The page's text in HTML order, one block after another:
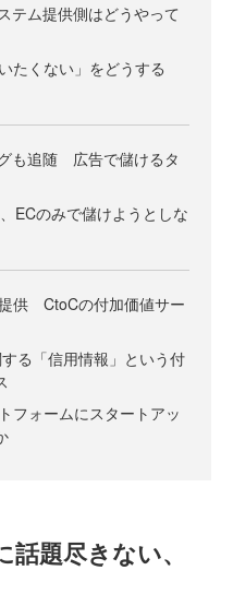
テム提供側はどうやって
たくない」をどうする
も追随 広告で儲けるタ
ECのみで儲けようとしな
供 CtoCの付加価値サー
る「信用情報」という付
フォームにスタートアッ
題尽きない、